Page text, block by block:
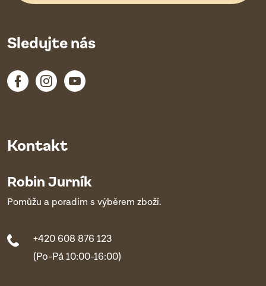
Kontakt
Robin Jurník
Pomůžu a poradím s výběrem zboží.
+420 608 876 123
(Po-Pá 10:00-16:00)
Sledujte nás